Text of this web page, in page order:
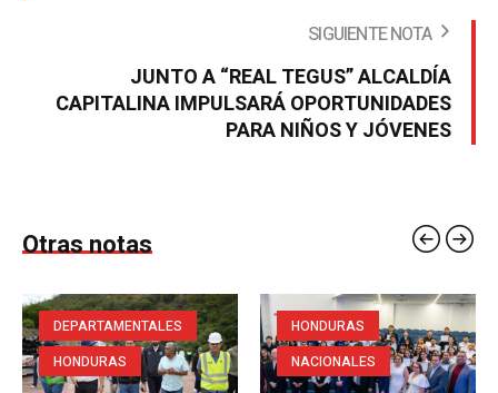
SIGUIENTE NOTA
JUNTO A “REAL TEGUS” ALCALDÍA
CAPITALINA IMPULSARÁ OPORTUNIDADES
PARA NIÑOS Y JÓVENES
Otras notas
DEPARTAMENTALES
HONDURAS
HONDURAS
NACIONALES